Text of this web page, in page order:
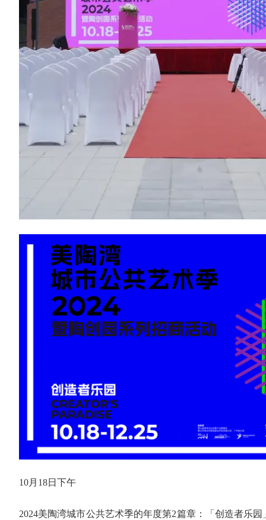
10月18日下午
2024美陶湾城市公共艺术季的年度第2篇章：「创造者乐